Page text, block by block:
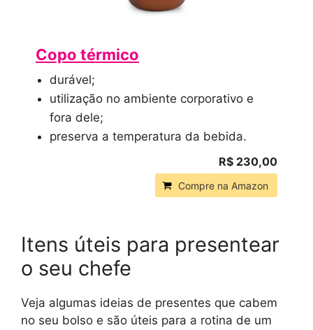
Copo térmico
durável;
utilização no ambiente corporativo e
fora dele;
preserva a temperatura da bebida.
R$ 230,00
Compre na Amazon
Itens úteis para presentear
o seu chefe
Veja algumas ideias de presentes que cabem
no seu bolso e são úteis para a rotina de um